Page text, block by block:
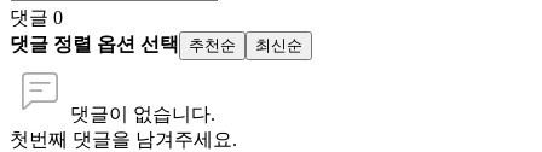
댓글 0
댓글 정렬 옵션 선택
추천순 최신순
댓글이 없습니다.
첫번째 댓글을 남겨주세요.